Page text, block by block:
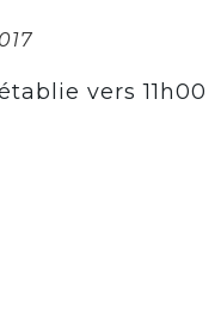
vers 11h00